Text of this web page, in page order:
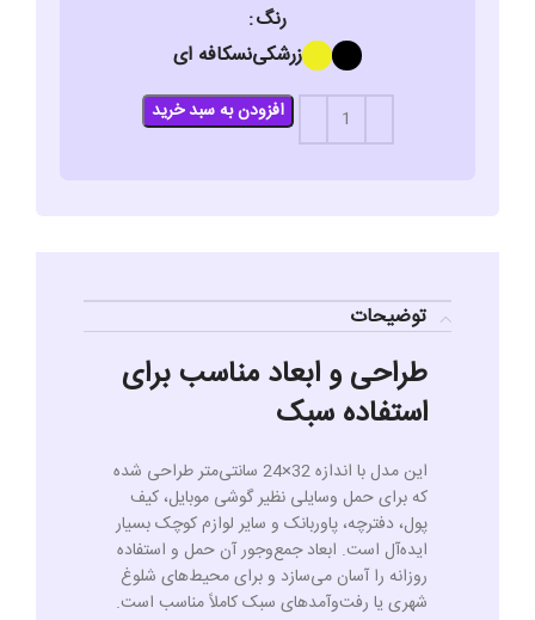
رنگ
زرشکینسکافه ای
افزودن به سبد خرید
توضیحات
طراحی و ابعاد مناسب برای
استفاده سبک
این مدل با اندازه 32×24 سانتی‌متر طراحی شده
که برای حمل وسایلی نظیر گوشی موبایل، کیف
پول، دفترچه، پاوربانک و سایر لوازم کوچک بسیار
ایده‌آل است. ابعاد جمع‌وجور آن حمل و استفاده
روزانه را آسان می‌سازد و برای محیط‌های شلوغ
شهری یا رفت‌وآمدهای سبک کاملاً مناسب است.